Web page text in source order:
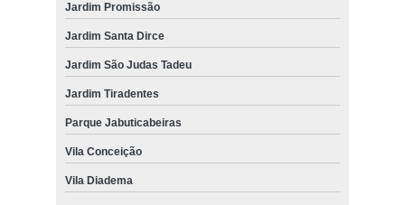
Jardim Promissão
Jardim Santa Dirce
Jardim São Judas Tadeu
Jardim Tiradentes
Parque Jabuticabeiras
Vila Conceição
Vila Diadema